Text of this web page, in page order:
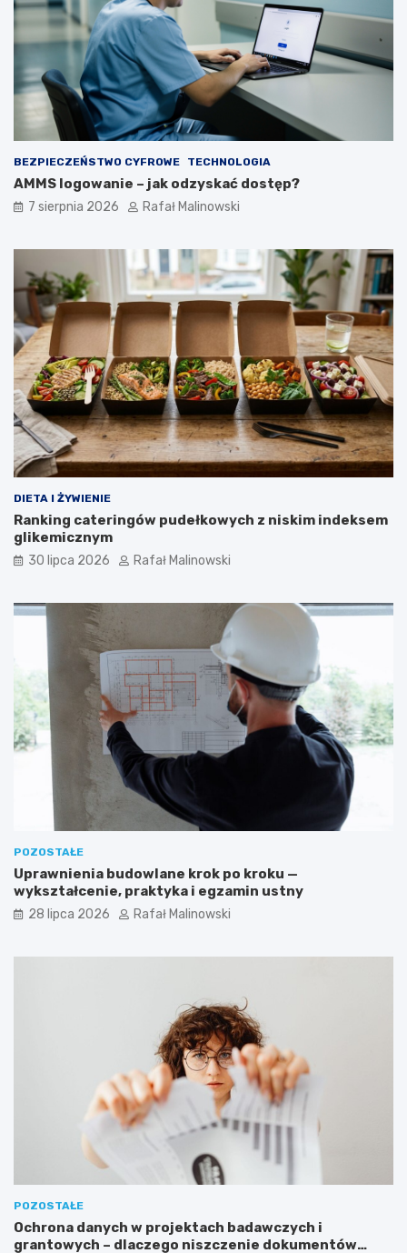
BEZPIECZEŃSTWO CYFROWE TECHNOLOGIA
AMMS logowanie – jak odzyskać dostęp?
7 sierpnia 2026 Rafał Malinowski
DIETA I ŻYWIENIE
Ranking cateringów pudełkowych z niskim indeksem
glikemicznym
30 lipca 2026 Rafał Malinowski
POZOSTAŁE
Uprawnienia budowlane krok po kroku —
wykształcenie, praktyka i egzamin ustny
28 lipca 2026 Rafał Malinowski
POZOSTAŁE
Ochrona danych w projektach badawczych i
grantowych – dlaczego niszczenie dokumentów